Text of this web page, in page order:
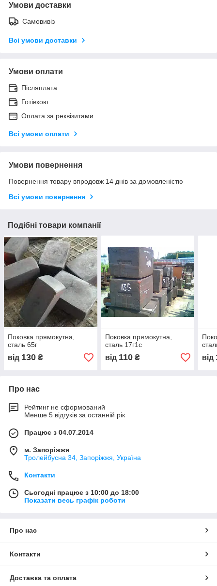
Умови доставки
Самовивіз
Всі умови доставки
Умови оплати
Післяплата
Готівкою
Оплата за реквізитами
Всі умови оплати
Умови повернення
Повернення товару впродовж 14 днів за домовленістю
Всі умови повернення
Подібні товари компанії
Поковка прямокутна,
сталь 65г
від 130 ₴
Поковка прямокутна,
сталь 17г1с
від 110₴ від
Про нас
Рейтинг не сформований
Менше 5 відгуків за останній рік
Працює з 04.07.2014
м. Запоріжжя
Тролейбусна 34, Запоріжжя, Україна
Контакти
Сьогодні працює з 10:00 до 18:00
Показати весь графік роботи
Про нас
Контакти
Доставка та оплата